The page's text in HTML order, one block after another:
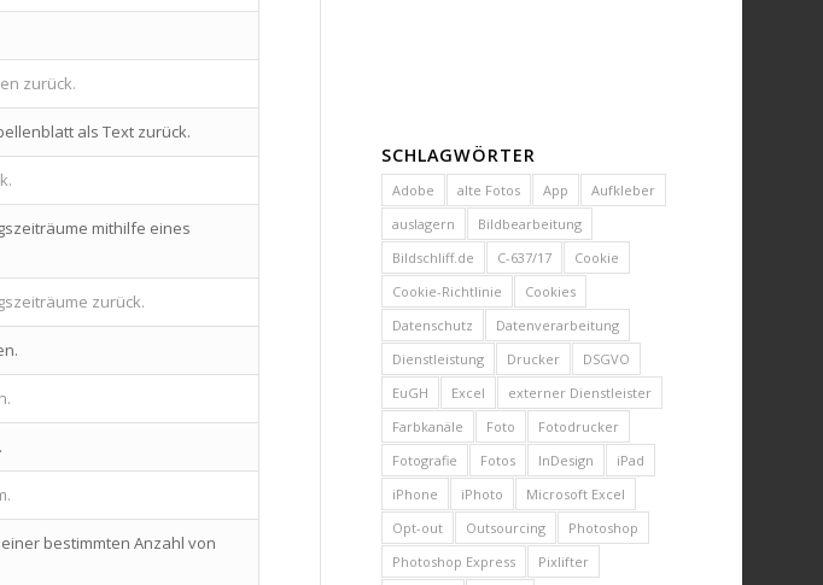
zurück.
als Text zurück.
mithilfe eines
zurück.
bestimmten Anzahl von
SCHLAGWÖRTER
Adobe alte Fotos App
Aufkleber
auslagern
Bildbearbeitung
Bildschliff.de
C-637/17
Cookie
Cookie-Richtlinie
Cookies
Datenschutz
Datenverarbeitung
Dienstleistung
Drucker
DSGVO
EuGH
Excel
externer Dienstleister
Farbkanäle
Foto
Fotodrucker
Fotografie
Fotos InDesign
iPad
iPhone
iPhoto
Microsoft Excel
Opt-out
Outsourcing
Photoshop
Photoshop Express
Pixlifter